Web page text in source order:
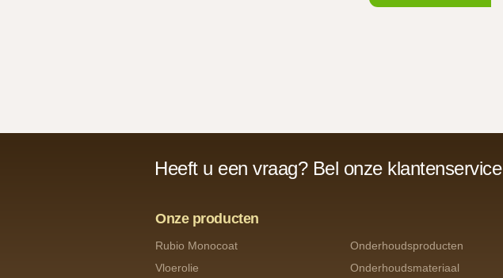
Heeft u een vraag? Bel onze klantenservice
Onze producten
Rubio Monocoat
Onderhoudsproducten
Vloerolie
Onderhoudsmateriaal